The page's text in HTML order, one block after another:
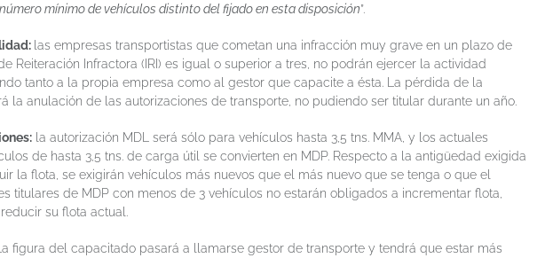
mínimo de vehículos distinto del fijado en esta disposición”.
las empresas transportistas que cometan una infracción muy grave en un plazo de
Reiteración Infractora (IRI) es igual o superior a tres, no podrán ejercer la actividad
tanto a la propia empresa como al gestor que capacite a ésta. La pérdida de la
la anulación de las autorizaciones de transporte, no pudiendo ser titular durante un año.
la autorización MDL será sólo para vehículos hasta 3,5 tns. MMA, y los actuales
de hasta 3,5 tns. de carga útil se convierten en MDP. Respecto a la antigüedad exigida
la flota, se exigirán vehículos más nuevos que el más nuevo que se tenga o que el
titulares de MDP con menos de 3 vehículos no estarán obligados a incrementar flota,
su flota actual.
figura del capacitado pasará a llamarse gestor de transporte y tendrá que estar más